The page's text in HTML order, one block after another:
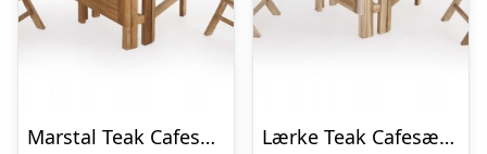
Marstal Teak Cafesæt m/2 Kiel stole
Lærke Teak Cafesæt m/2 Stole – 65×130 cm